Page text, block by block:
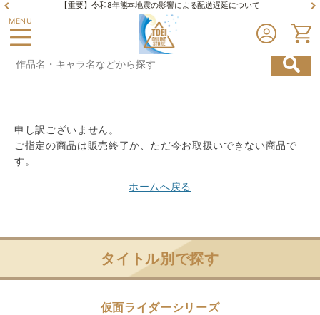
【重要】令和8年熊本地震の影響による配送遅延について
MENU
申し訳ございません。
ご指定の商品は販売終了か、ただ今お取扱いできない商品で
す。
ホームへ戻る
タイトル別で探す
仮面ライダーシリーズ